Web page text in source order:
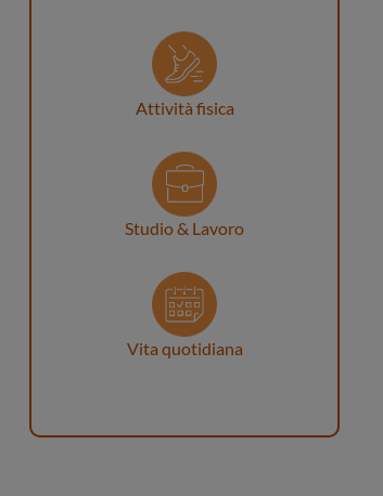
Attività fisica
Studio & Lavoro
Vita quotidiana